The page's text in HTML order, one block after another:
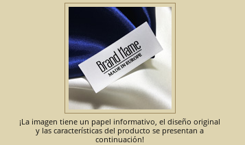
¡La imagen tiene un papel informativo, el diseño original
y las características del producto se presentan a
continuación!